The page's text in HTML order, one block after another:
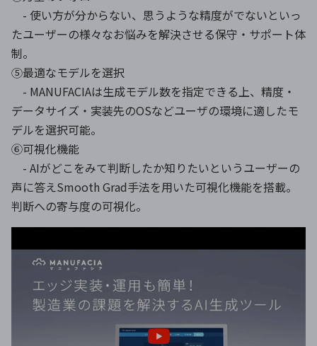
- 使い方が分からない、思うような精度がでないといっ
たユーザーの様々なお悩みを解決させる保守・サポート体
制。
⑤最適なモデルを選択
- MANUFACIAは生成モデル数を指定できる上、精度・
データサイズ・実装先のOSなどユーザの環境に適したモ
デルを選択可能。
⑥可視化機能
- AIがどこをみて判断したか知りたいというユーザーの
声に答えSmooth Grad手法を用いた可視化機能を搭載。
判断への寄与度の可視化。